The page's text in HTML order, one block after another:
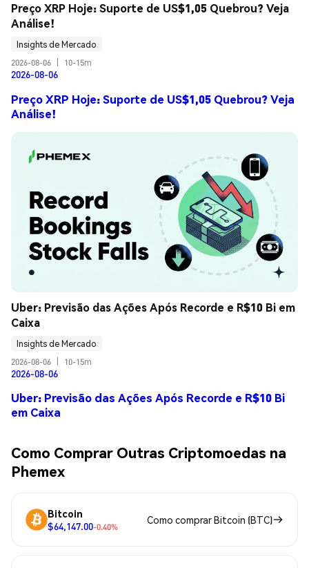
Preço XRP Hoje: Suporte de US$1,05 Quebrou? Veja
Análise!
Insights de Mercado
2026-08-06
10-15m
2026-08-06
Preço XRP Hoje: Suporte de US$1,05 Quebrou? Veja
Análise!
Uber: Previsão das Ações Após Recorde e R$10 Bi em
Caixa
Insights de Mercado
2026-08-06
10-15m
2026-08-06
Uber: Previsão das Ações Após Recorde e R$10 Bi
em Caixa
Como Comprar Outras Criptomoedas na
Phemex
Bitcoin
$64,147.00-0.40%
Como comprar Bitcoin (BTC)